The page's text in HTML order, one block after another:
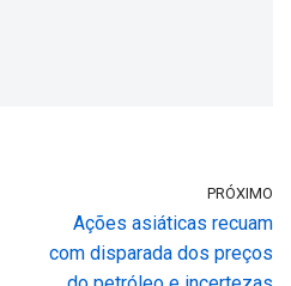
PRÓXIMO
Ações asiáticas recuam
com disparada dos preços